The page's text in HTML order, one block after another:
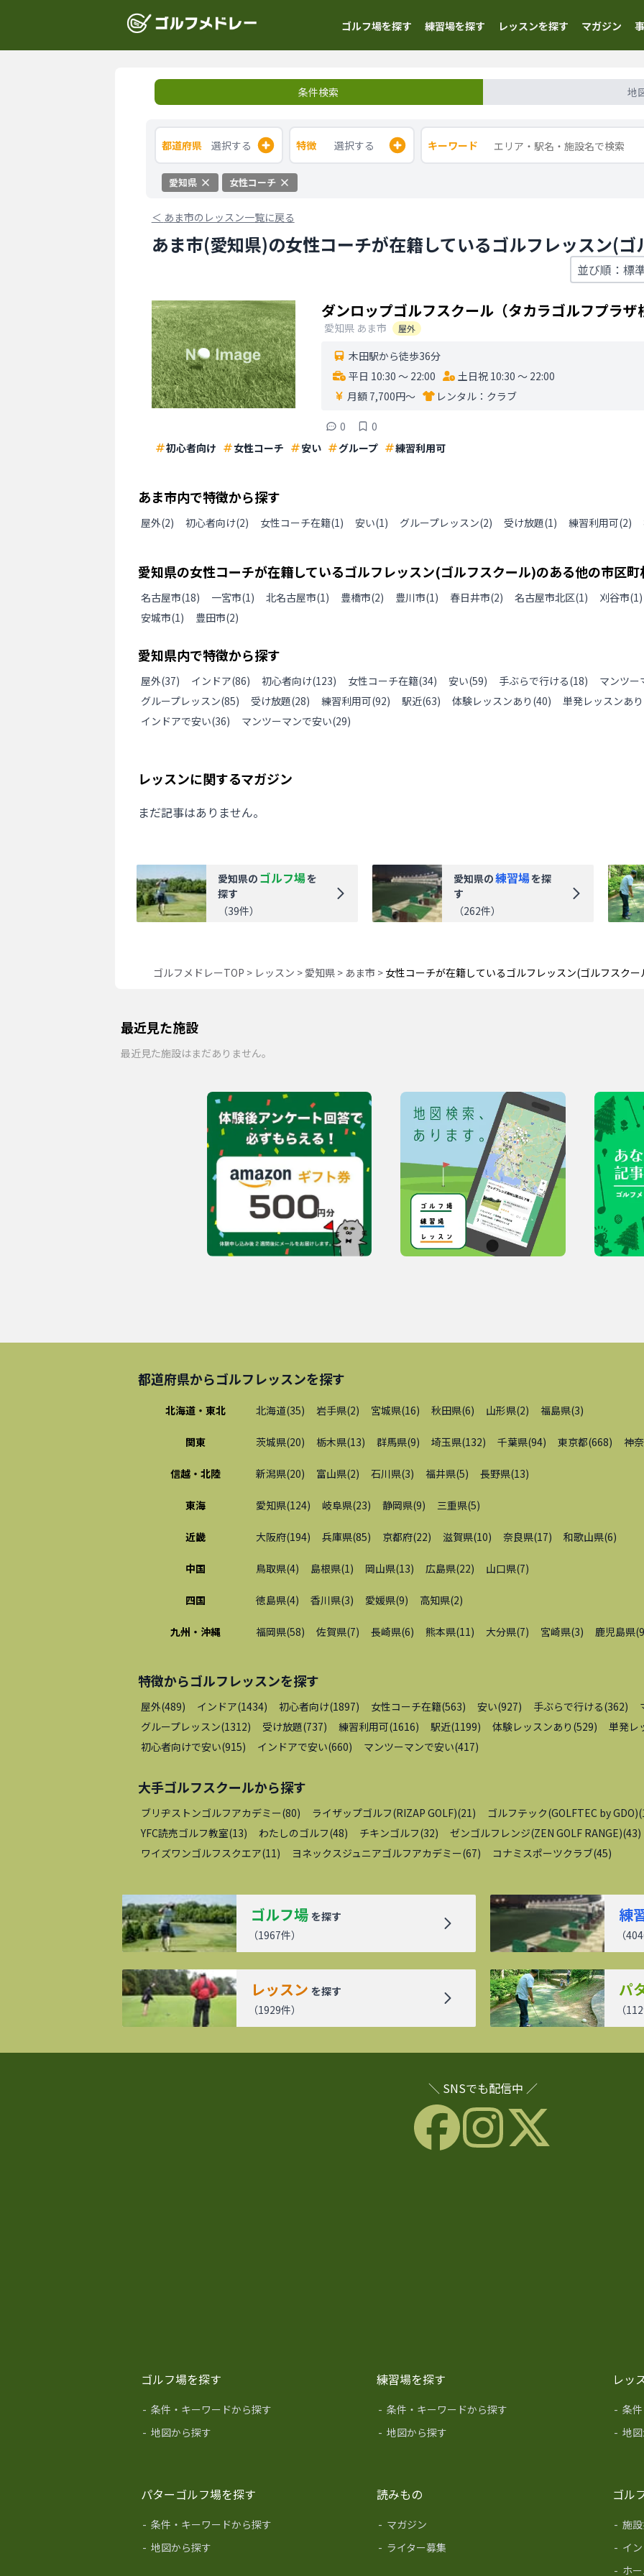
ゴルフ場を探す 練習場を探す レッスンを探す マガジン
条件検索 地
都道府県 選択する 特徴 選択する キーワード
愛知県 女性コーチ
＜ あま市のレッスン一覧に戻る
あま市(愛知県)の女性コーチが在籍しているゴルフレッスン(
ダンロップゴルフスクール（タカラゴルフプラザ
愛知県 あま市 屋外
木田駅から徒歩36分
平日 10:30 〜 22:00
土日祝 10:30 〜 22:00
月額 7,700円〜
レンタル： クラブ
0
0
初心者向け
女性コーチ 安い グループ 練習利用可
あま市内で特徴から探す
屋外(2) 初心者向け(2) 女性コーチ在籍(1) 安い(1) グループレッスン(2) 受け放題(1) 練習利用可(2)
愛知県の女性コーチが在籍しているゴルフレッスン(ゴルフスクール)のある他の市区
名古屋市(18) 一宮市(1) 北名古屋市(1) 豊橋市(2) 豊川市(1) 春日井市(2) 名古屋市北区(1) 刈谷市(1)
安城市(1) 豊田市(2)
愛知県内で特徴から探す
屋外(37) インドア(86) 初心者向け(123) 女性コーチ在籍(34) 安い(59) 手ぶらで行ける(18)
マンツー
グループレッスン(85) 受け放題(28) 練習利用可(92) 駅近(63) 体験レッスンあり (40) 単発レッスンあり
インドアで安い(36) マンツーマンで安い(29)
レッスンに関するマガジン
まだ記事はありません。
愛知県の ゴルフ場を
探す
（39件）
愛知県の練習場を探
す
（262件）
ゴルフメドレーTOP > レッスン > 愛知県> あま市 > 女性コーチが在籍しているゴルフレッスン(ゴルフスクー
最近見た施設
最近見た施設はまだありません。
都道府県からゴルフレッスンを探す
北海道・東北 北海道(35) 岩手県(2) 宮城県(16) 秋田県(6) 山形県(2) 福島県(3)
関東 茨城県(20) 栃木県(13) 群馬県(9) 埼玉県(132) 千葉県(94) 東京都(668) 神
信越・北陸 新潟県(20) 富山県(2) 石川県(3) 福井県(5) 長野県(13)
東海 愛知県(124) 岐阜県(23) 静岡県(9) 三重県(5)
近畿 大阪府(194) 兵庫県(85) 京都府(22) 滋賀県(10) 奈良県(17) 和歌山県(6)
中国 鳥取県(4) 島根県(1) 岡山県(13) 広島県(22) 山口県(7)
四国 徳島県(4) 香川県(3) 愛媛県(9) 高知県(2)
九州・沖縄 福岡県(58) 佐賀県(7) 長崎県(6) 熊本県(11) 大分県(7) 宮崎県(3) 鹿児島県(9
特徴からゴルフレッスンを探す
屋外(489) インドア(1434) 初心者向け(1897) 女性コーチ在籍(563) 安い(927) 手ぶらで行ける(362)
グループレッスン(1312) 受け放題(737) 練習利用可(1616) 駅近(1199) 体験レッスンあり (529)
単発レ
初心者向けで安い(915) インドアで安い(660) マンツーマンで安い(417)
大手ゴルフスクールから探す
ブリヂストンゴルフアカデミー(80) ライザップゴルフ(RIZAP GOLF)(21) ゴルフテック(GOLFTEC by GDO)(
YFC読売ゴルフ教室(13) わたしのゴルフ(48) チキンゴルフ(32) ゼンゴルフレンジ(ZEN GOLF RANGE)(43)
ワイズワンゴルフスクエア(11) ヨネックスジュニアゴルフアカデミー(67) コナミスポーツクラブ(45)
ゴルフ場 を探す
（1967件）
練
（
レッスン を探す
（1929件）
パ
（
＼ SNSでも配信中 ／
ゴルフ場を探す
- 条件・キーワードから探す
- 地図から探す
練習場を探す
- 条件・キーワードから探す
- 地図から探す
レッ
- 条
- 地
パターゴルフ場を探す
- 条件・キーワードから探す
- 地図から探す
読みもの
- マガジン
- ライター募集
ゴル
- 施
- イ
- ホ